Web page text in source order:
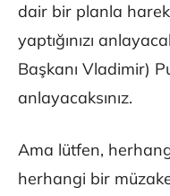
dair bir planla
yaptığınızı
Başkanı Vladimir)
anlayacaksınız.
Ama lütfen,
herhangi bir